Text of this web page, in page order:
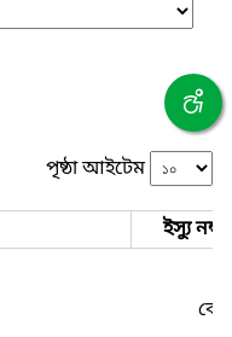
পৃষ্ঠা আইটেম
ইস্যু নম্বর